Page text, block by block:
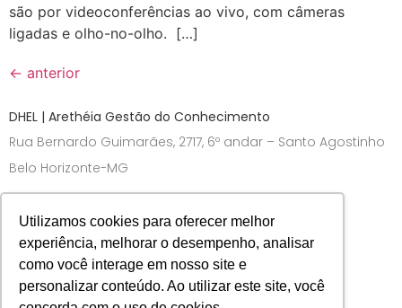
Utilizamos cookies para oferecer melhor
experiência, melhorar o desempenho, analisar
como você interage em nosso site e
personalizar conteúdo. Ao utilizar este site, você
são por videoconferências ao vivo, com câmeras
ligadas e olho-no-olho. […]
← anterior
DHEL | Arethéia Gestão do Conhecimento
Rua Bernardo Guimarães, 2717, 6º andar – Santo Agostinho
Belo Horizonte-MG